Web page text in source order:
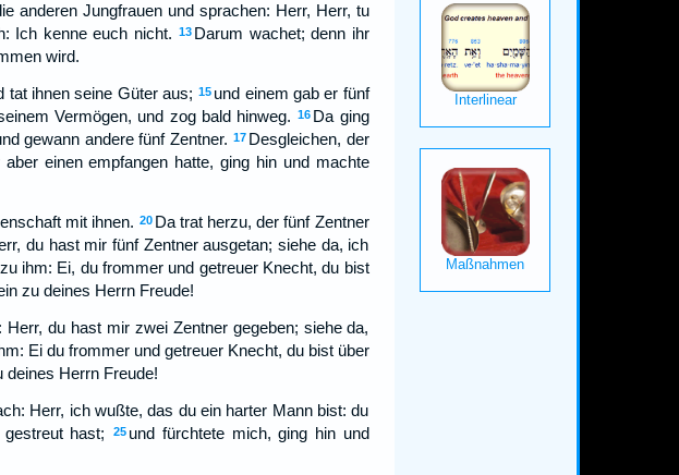
anderen Jungfrauen und sprachen: Herr, Herr, tu
Ich kenne euch nicht. 13 Darum wachet; denn ihr
wird.
tat ihnen seine Güter aus; 15 und einem gab er fünf
Vermögen, und zog bald hinweg.
16 Da ging
gewann andere fünf Zentner. 17 Desgleichen, der
aber einen empfangen hatte, ging hin und machte
mit ihnen. 20 Da trat herzu, der fünf Zentner
du hast mir fünf Zentner ausgetan; siehe da, ich
ihm: Ei, du frommer und getreuer Knecht, du bist
zu deines Herrn Freude!
du hast mir zwei Zentner gegeben; siehe da,
Ei du frommer und getreuer Knecht, du bist über
deines Herrn Freude!
Herr, ich wußte, das du ein harter Mann bist: du
hast;
25 und fürchtete mich, ging hin und